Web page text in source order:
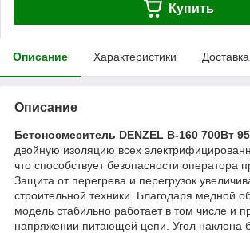
Купить
Описание Характеристики Доставка
Описание
Бетоносмеситель DENZEL B-160 700Вт
двойную изоляцию всех
что способствует безопасности оператора
Защита от перегрева и перегрузок
строительной техники. Благодаря медной
модель стабильно работает в том числе и
напряжении питающей цепи. Угол наклона